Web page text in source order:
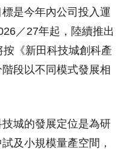
是今年內公司投入運
／27年起，陸續推出
《新田科技城創科產
段以不同模式發展相
城的發展定位是為研
及小規模量產空間，